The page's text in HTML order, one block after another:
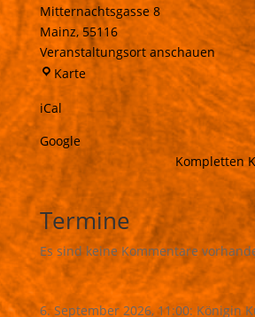
Mitternachtsgasse 8
Mainz,55116
Veranstaltungsort anschauen
KarteHaus
der
Jugend
Mainz
iCal
Google
Kompletten
Termine
Es sind keine Kommentare
6. September 2026, 11:00: Königin